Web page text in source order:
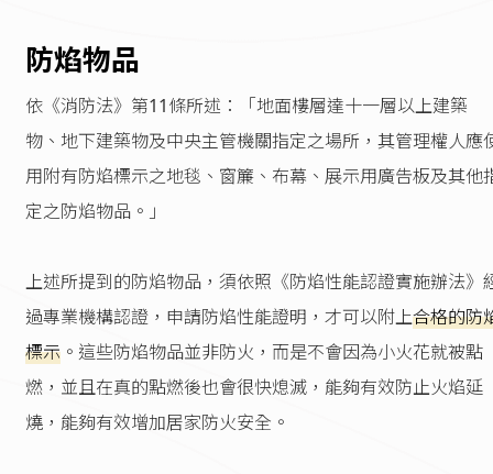
防焰物品
依《消防法》第11條所述：「地面樓層達十一層以上建築
物、地下建築物及中央主管機關指定之場所，其管理權人應
用附有防焰標示之地毯、窗簾、布幕、展示用廣告板及其他
定之防焰物品。」
上述所提到的防焰物品，須依照《防焰性能認證實施辦法》
過專業機構認證，申請防焰性能證明，才可以附上合格的防
標示 。這些防焰物品並非防火，而是不會因為小火花就被點
燃，並且在真的點燃後也會很快熄滅，能夠有效防止火焰延
燒，能夠有效增加居家防火安全。